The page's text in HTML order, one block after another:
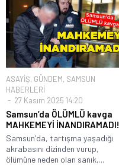
ASAYİŞ, GÜNDEM, SAMSUN
HABERLERİ
27 Kasım 2025 14:20
Samsun’da ÖLÜMLÜ kavga
MAHKEMEYİ İNANDIRAMADI!
Samsun'da, tartışma yaşadığı
akrabasını dizinden vurup,
ölümüne neden olan sanık,...